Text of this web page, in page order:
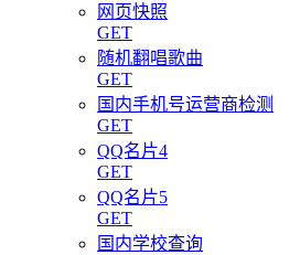
网页快照
GET
随机翻唱歌曲
GET
国内手机号运营商检测
GET
QQ名片4
GET
QQ名片5
GET
国内学校查询